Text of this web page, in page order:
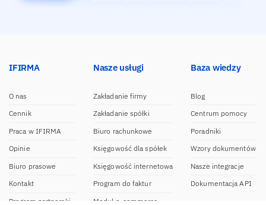
IFIRMA
O nas
Cennik
Praca w IFIRMA
Opinie
Biuro prasowe
Kontakt
Program partnerski
Nasze usługi
Zakładanie firmy
Zakładanie spółki
Biuro rachunkowe
Księgowość dla spółek
Księgowość internetowa
Program do faktur
Moduł e-commerce
Baza wiedzy
Blog
Centrum pomocy
Poradniki
Wzory dokumentów
Nasze integracje
Dokumentacja API